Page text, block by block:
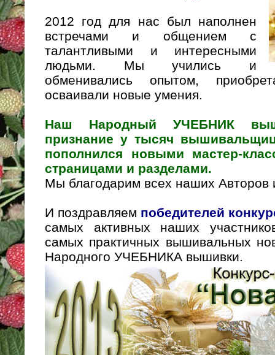
2012 год для нас был наполнен
встречами и общением с
талантливыми и интересными
людьми. Мы учились и
обменивались опытом,
осваивали новые умения.
Наш Народный УЧЕБНИК
признание у тысяч
пополнился новыми мастер-
страницами и разделами.
Мы благодарим всех наших Авторов
И поздравляем победителей
самых активных наших
самых практичных вышивальных
Народного УЧЕБНИКА вышивки.